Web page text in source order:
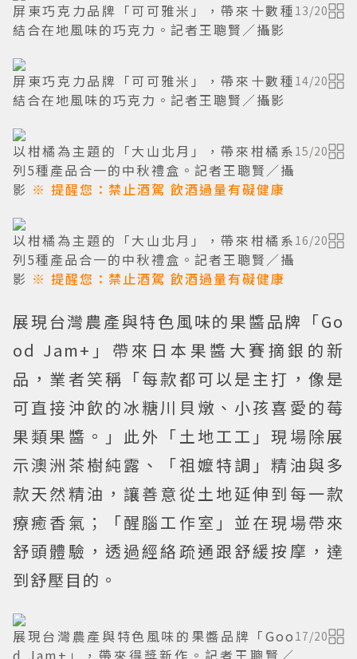
屏東巧克力品牌「可可雅米」，帶來十數種
結合在地風味的巧克力。記者王聰賢／攝影
13/20
屏東巧克力品牌「可可雅米」，帶來十數種
結合在地風味的巧克力。記者王聰賢／攝影
14/20
以柑橘為主題的「大山北月」，帶來柑橘系
列5種產品合一的中秋禮盒。記者王聰賢／攝
影 ※ 提醒您：禁止酒駕 飲酒過量有礙健康
15/20
以柑橘為主題的「大山北月」，帶來柑橘系
列5種產品合一的中秋禮盒。記者王聰賢／攝
影 ※ 提醒您：禁止酒駕 飲酒過量有礙健康
16/20
展現台灣農產與特色風味的果醬品牌「Go
od Jam+」帶來日本果醬大賽摘銀的新
品，業者笑稱「每款都可以是主打，像是
可直接沖飲的冰糖川貝燉、小孩喜愛的莓
果類果醬。」此外「土地工工」現場除展
示澳洲茶樹純露、「祖嬤特調」精油與多
款天然精油，讓善意從土地延伸到每一款
療癒香氣；「醒腦工作室」並在現場帶來
舒頭體驗，透過經絡疏通跟舒緩按摩，達
到舒壓目的。
展現台灣農產與特色風味的果醬品牌「Goo
d Jam+」，帶來得獎新作。記者王聰賢／
17/20